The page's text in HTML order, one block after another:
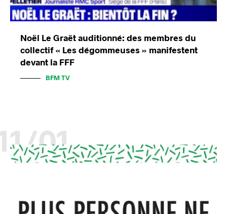
Noël Le Graët auditionné: des membres du
collectif « Les dégommeuses » manifestent
devant la FFF
BFM TV
01